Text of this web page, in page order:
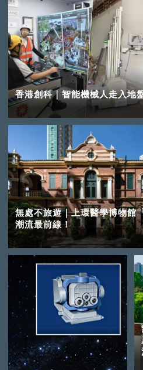
香港創科｜智能機械人走入地
無處不旅遊｜上環醫學博物館
潮流最前線！